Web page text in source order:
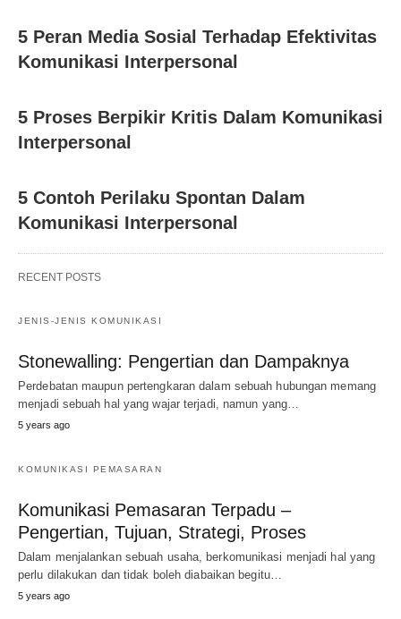
5 Peran Media Sosial Terhadap Efektivitas
Komunikasi Interpersonal
5 Proses Berpikir Kritis Dalam Komunikasi
Interpersonal
5 Contoh Perilaku Spontan Dalam
Komunikasi Interpersonal
RECENT POSTS
JENIS-JENIS KOMUNIKASI
Stonewalling: Pengertian dan Dampaknya
Perdebatan maupun pertengkaran dalam sebuah hubungan memang
menjadi sebuah hal yang wajar terjadi, namun yang…
5 years ago
KOMUNIKASI PEMASARAN
Komunikasi Pemasaran Terpadu –
Pengertian, Tujuan, Strategi, Proses
Dalam menjalankan sebuah usaha, berkomunikasi menjadi hal yang
perlu dilakukan dan tidak boleh diabaikan begitu…
5 years ago